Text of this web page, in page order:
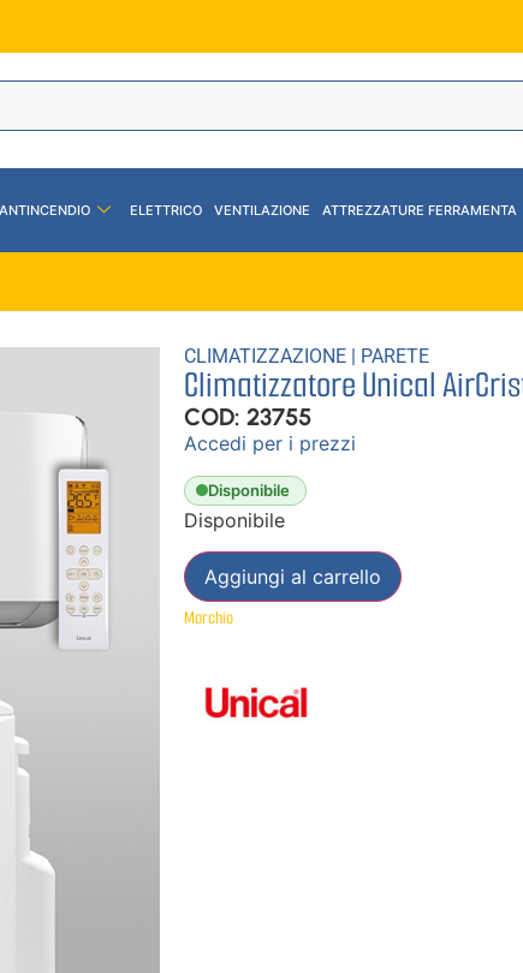
ANTINCENDIO ELETTRICO VENTILAZIONE ATTREZZATURE FERRAMENTA
CLIMATIZZAZIONE | PARETE
Climatizzatore Unical
COD: 23755
Accedi per i prezzi
Disponibile
Disponibile
Aggiungi al carrello
Marchio